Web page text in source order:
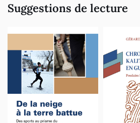
Suggestions de lecture